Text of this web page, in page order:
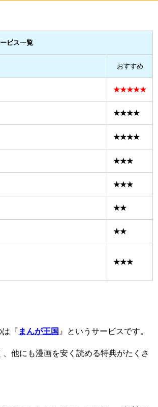
ビス一覧
おすすめ
★★★★★
★★★★
★★★★
★★★
★★★
★★
★★
★★★
は『 まんが王国 』というサービスです。
、他にも漫画を安く読める特典がたくさ